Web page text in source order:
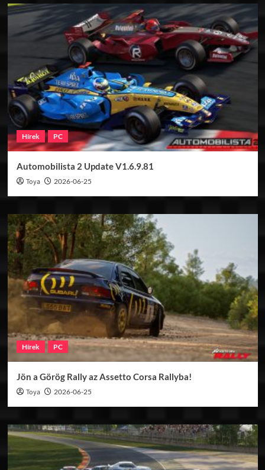
Hírek PC
Automobilista 2 Update V1.6.9.81
Toya 2026-06-25
Hírek PC
Jön a Görög Rally az Assetto Corsa Rallyba!
Toya 2026-06-25